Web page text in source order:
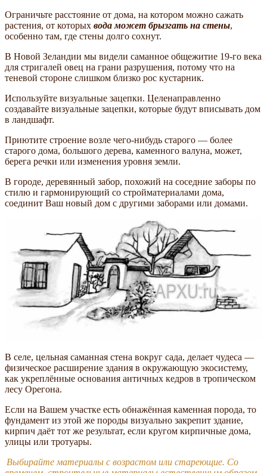
Ограничьте расстояние от дома, на котором можно сажать
растения, от которых вода может брызгать на стены,
особенно там, где стены долго сохнут.
В Новой Зеландии мы видели саманное общежитие 19-го века
для стригалей овец на грани разрушения, потому что на
теневой стороне слишком близко рос кустарник.
Используйте визуальные зацепки. Целенаправленно
создавайте визуальные зацепки, которые будут вписывать дом
в ландшафт.
Приютите строение возле чего-нибудь старого — более
старого дома, большого дерева, каменного валуна, может,
берега речки или изменения уровня земли.
В городе, деревянный забор, похожий на соседние заборы по
стилю и гармонирующий со стройматериалами дома,
соединит Ваш новый дом с другими заборами или домами.
В селе, цельная саманная стена вокруг сада, делает чудеса —
физическое расширение здания в окружающую экосистему,
как укреплённые основания античных кедров в тропическом
лесу Орегона.
Если на Вашем участке есть обнажённая каменная порода, то
фундамент из этой же породы визуально закрепит здание,
кирпич даёт тот же результат, если кругом кирпичные дома,
улицы или тротуары.
Выбирайте материалы с возрастом или стареющие. Со